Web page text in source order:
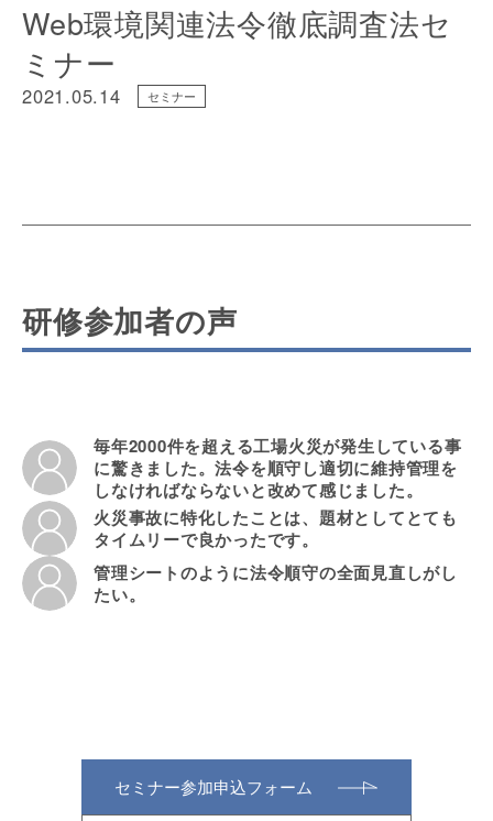
Web環境関連法令徹底調査法セ
ミナー
2021.05.14 セミナー
研修参加者の声
毎年2000件を超える工場火災が発生している事
に驚きました。法令を順守し適切に維持管理を
しなければならないと改めて感じました。
火災事故に特化したことは、題材としてとても
タイムリーで良かったです。
管理シートのように法令順守の全面見直しがし
たい。
セミナー参加申込フォーム